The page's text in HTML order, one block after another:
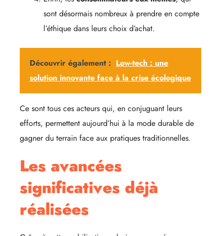
sont désormais nombreux à prendre en compte
l’éthique dans leurs choix d’achat.
Découvrir également : Low-tech : une
solution innovante face à la crise écologique
Ce sont tous ces acteurs qui, en conjuguant leurs
efforts, permettent aujourd’hui à la mode durable de
gagner du terrain face aux pratiques traditionnelles.
Les avancées
significatives déjà
réalisées